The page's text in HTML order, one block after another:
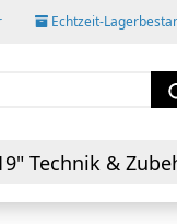
Echtzeit-
Technik &